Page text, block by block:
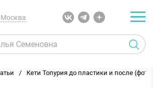
Москва
Кети Топурия до пластики и после (фото)